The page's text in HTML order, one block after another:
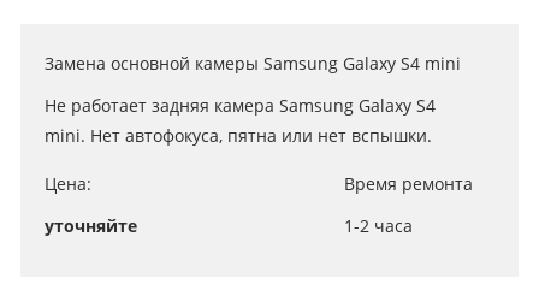
Замена основной камеры Samsung Galaxy S4 mini
Не работает задняя камера Samsung Galaxy S4
mini. Нет автофокуса, пятна или нет вспышки.
Цена:
уточняйте
Время ремонта
1-2 часа